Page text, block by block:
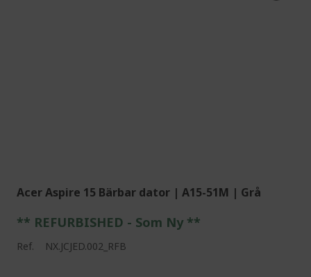
Acer Aspire 15 Bärbar dator | A15-51M | Grå
** REFURBISHED - Som Ny **
Ref. NX.JCJED.002_RFB